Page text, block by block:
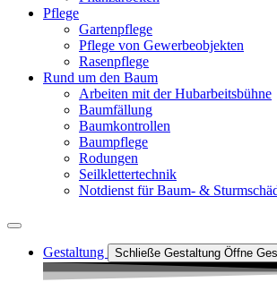
Pflege
Gartenpflege
Pflege von Gewerbeobjekten
Rasenpflege
Rund um den Baum
Arbeiten mit der Hubarbeitsbühne
Baumfällung
Baumkontrollen
Baumpflege
Rodungen
Seilklettertechnik
Notdienst für Baum- &
Gestaltung Schließe Gestaltung Öffne